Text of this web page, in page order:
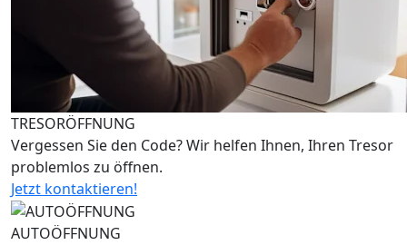
TRESORÖFFNUNG
Vergessen Sie den Code? Wir helfen Ihnen, Ihren Tresor
problemlos zu öffnen.
Jetzt kontaktieren!
AUTOÖFFNUNG